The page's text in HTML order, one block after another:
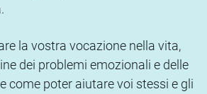
la vostra vocazione nella vita,
dei problemi emozionali e delle
come poter aiutare voi stessi e gli